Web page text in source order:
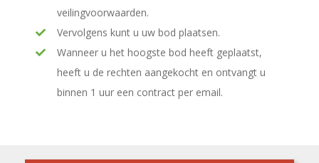
veilingvoorwaarden.
Vervolgens kunt u uw bod plaatsen.
Wanneer u het hoogste bod heeft geplaatst,
heeft u de rechten aangekocht en ontvangt u
binnen 1 uur een contract per email.